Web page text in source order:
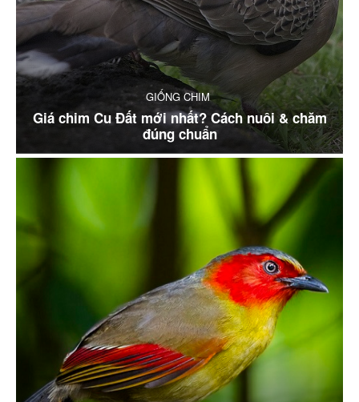
GIỐNG CHIM
Giá chim Cu Đất mới nhất? Cách nuôi & chăm
đúng chuẩn